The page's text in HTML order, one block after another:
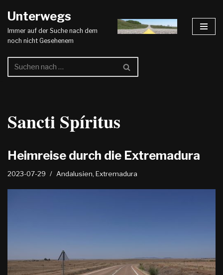
Zum
Inhalt
Unterwegs
Immer auf der Suche nach dem
noch nicht Gesehenem
Sancti Spíritus
Heimreise durch die Extremadura
2023-07-29 Andalusien, Extremadura